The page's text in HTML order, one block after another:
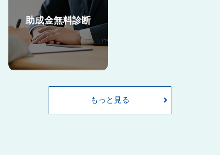
助成金申請には、申請書類の準
備だけでなく、要件を満たすた
めに就業規則や雇用契約書の内
助成金無料診断
もっと見る